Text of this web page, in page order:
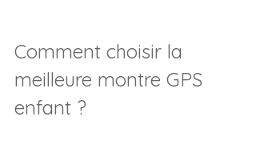
Comment choisir la
meilleure montre GPS
enfant ?